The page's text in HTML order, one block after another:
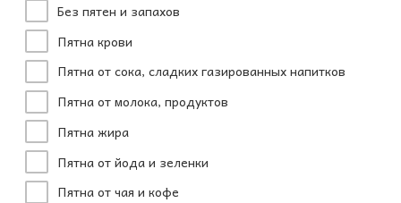
Без пятен и запахов
Пятна крови
Пятна от сока, сладких газированных напитков
Пятна от молока, продуктов
Пятна жира
Пятна от йода и зеленки
Пятна от чая и кофе